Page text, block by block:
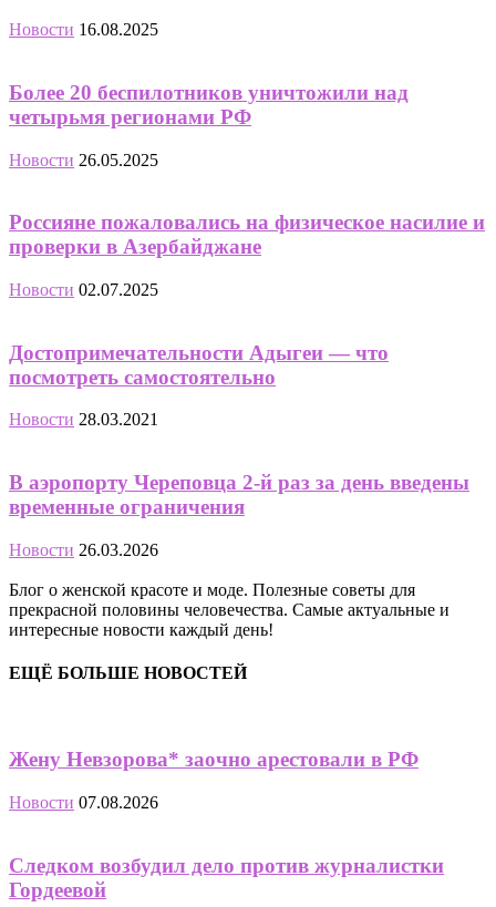
Новости 16.08.2025
Более 20 беспилотников уничтожили над
четырьмя регионами РФ
Новости 26.05.2025
Россияне пожаловались на физическое насилие и
проверки в Азербайджане
Новости 02.07.2025
Достопримечательности Адыгеи — что
посмотреть самостоятельно
Новости 28.03.2021
В аэропорту Череповца 2-й раз за день введены
временные ограничения
Новости 26.03.2026
Блог о женской красоте и моде. Полезные советы для
прекрасной половины человечества. Самые актуальные и
интересные новости каждый день!
ЕЩЁ БОЛЬШЕ НОВОСТЕЙ
Жену Невзорова* заочно арестовали в РФ
Новости 07.08.2026
Следком возбудил дело против журналистки
Гордеевой